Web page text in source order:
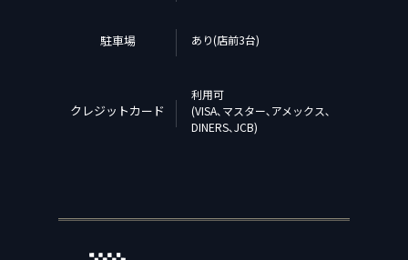
駐車場 あり(店前3台)
クレジットカード
利用可
(VISA､マスター､アメックス､
DINERS､JCB)